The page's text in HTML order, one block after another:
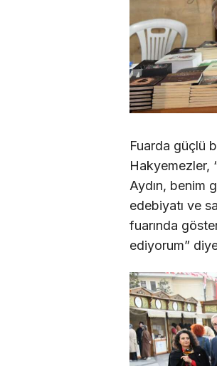
Fuarda güçlü
Hakyemezler,
Aydın, benim
edebiyatı ve
fuarında
ediyorum”